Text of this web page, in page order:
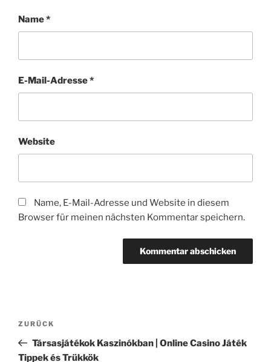
Name*
E-Mail-Adresse*
Website
Name, E-Mail-Adresse und Website in diesem
Browser für meinen nächsten Kommentar speichern.
Beitragsnavigation
Vorheriger
Beitrag
ZURÜCK
Társasjátékok Kaszinókban | Online Casino Játék
Tippek és Trükkök